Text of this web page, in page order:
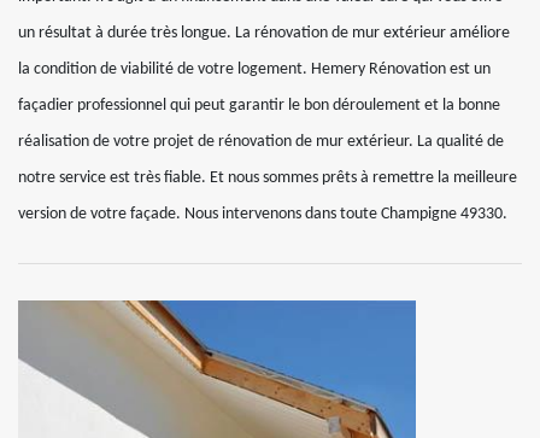
un résultat à durée très longue. La rénovation de mur extérieur améliore
la condition de viabilité de votre logement. Hemery Rénovation est un
façadier professionnel qui peut garantir le bon déroulement et la bonne
réalisation de votre projet de rénovation de mur extérieur. La qualité de
notre service est très fiable. Et nous sommes prêts à remettre la meilleure
version de votre façade. Nous intervenons dans toute Champigne 49330.